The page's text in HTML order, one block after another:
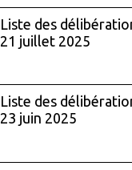
Liste des
21 juillet 2025
Liste des
23 juin 2025